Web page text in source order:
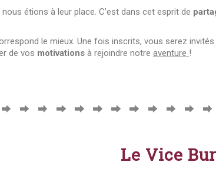
étions à leur place. C’est dans cet esprit de
le mieux. Une fois inscrits, vous serez
de vos motivations à rejoindre notre aventure !
Le Vice